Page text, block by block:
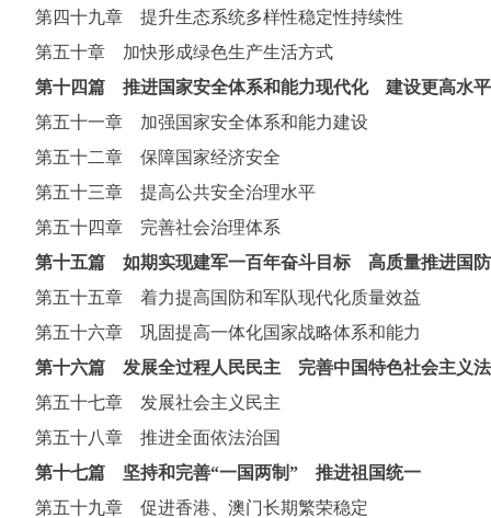
第四十九章 提升生态系统多样性稳定性持续性
第五十章 加快形成绿色生产生活方式
第十四篇 推进国家安全体系和能力现代化 建设更高水
第五十一章 加强国家安全体系和能力建设
第五十二章 保障国家经济安全
第五十三章 提高公共安全治理水平
第五十四章 完善社会治理体系
第十五篇 如期实现建军一百年奋斗目标 高质量推进国
第五十五章 着力提高国防和军队现代化质量效益
第五十六章 巩固提高一体化国家战略体系和能力
第十六篇 发展全过程人民民主 完善中国特色社会主义
第五十七章 发展社会主义民主
第五十八章 推进全面依法治国
第十七篇 坚持和完善“一国两制” 推进祖国统一
第五十九章 促进香港、澳门长期繁荣稳定